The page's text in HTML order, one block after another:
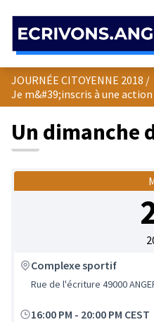
JOURNÉE CITOYENNE 2018 /
Je m&#39;inscris à une action
Un dimanche
Complexe sportif
Rue de l'écriture 49000
16:00 PM - 20:00 PM CEST